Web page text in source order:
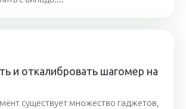
и откалибровать шагомер на
существует множество гаджетов,